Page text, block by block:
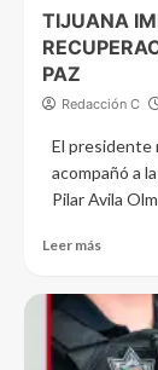
TIJUANA
PAZ
Redacción C
El presidente
acompañó a
Pilar Avila
Leer más